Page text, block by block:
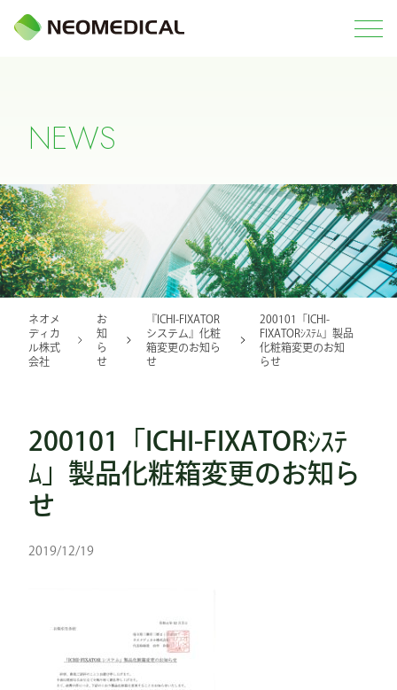
NEWS
ネオメ
ディカ
ル株式
会社
お
知
ら
せ
『ICHI-FIXATOR
システム』化粧
箱変更のお知ら
せ
200101「ICHI-
FIXATORｼｽﾃﾑ」製品
化粧箱変更のお知
らせ
200101「ICHI-FIXATORｼｽﾃ
ﾑ」製品化粧箱変更のお知ら
せ
2019/12/19